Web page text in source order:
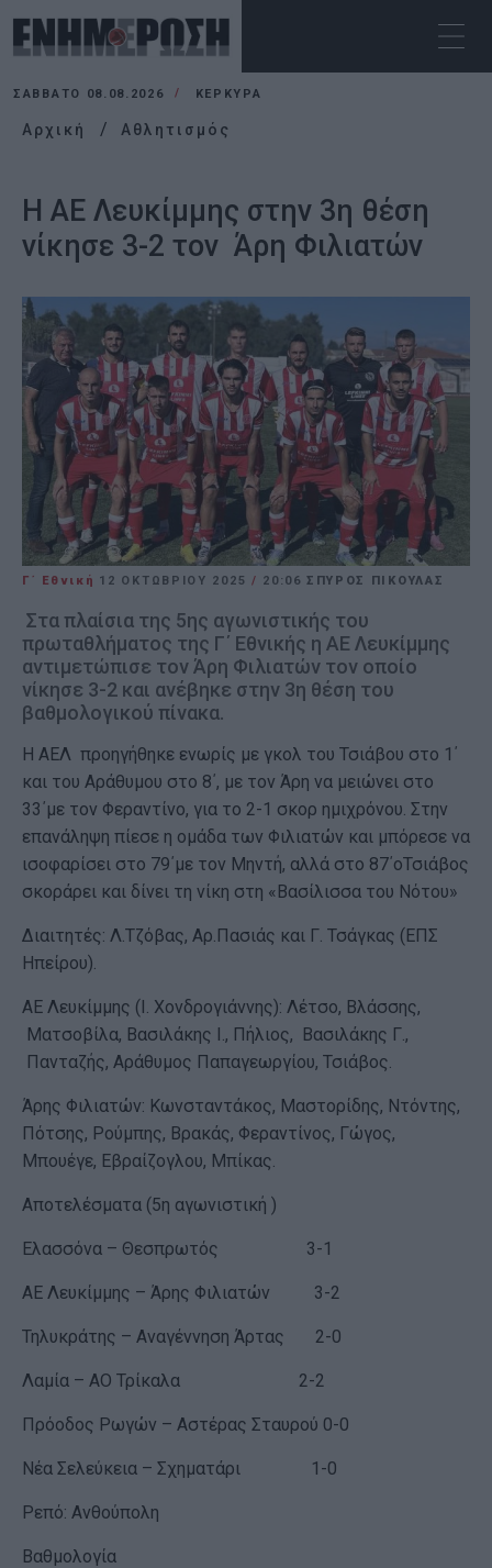
ΣΆΒΒΑΤΟ 08.08.2026 ΚΕΡΚΥΡΑ
Αρχική Αθλητισμός
Η ΑΕ Λευκίμμης στην 3η θέση
νίκησε 3-2 τον Άρη Φιλιατών
Γ΄ Εθνική 12 ΟΚΤΩΒΡΊΟΥ 2025 / 20:06 ΣΠΥΡΟΣ ΠΙΚΟΥΛΑΣ
Στα πλαίσια της 5ης αγωνιστικής του
πρωταθλήματος της Γ΄ Εθνικής η ΑΕ Λευκίμμης
αντιμετώπισε τον Άρη Φιλιατών τον οποίο
νίκησε 3-2 και ανέβηκε στην 3η θέση του
βαθμολογικού πίνακα.
Η ΑΕΛ προηγήθηκε ενωρίς με γκολ του Τσιάβου στο 1΄
και του Αράθυμου στο 8΄, με τον Άρη να μειώνει στο
33΄με τον Φεραντίνο, για το 2-1 σκορ ημιχρόνου. Στην
επανάληψη πίεσε η ομάδα των Φιλιατών και μπόρεσε να
ισοφαρίσει στο 79΄με τον Μηντή, αλλά στο 87΄οΤσιάβος
σκοράρει και δίνει τη νίκη στη «Βασίλισσα του Νότου»
Διαιτητές: Λ.Τζόβας, Αρ.Πασιάς και Γ. Τσάγκας (ΕΠΣ
Ηπείρου).
ΑΕ Λευκίμμης (I. Χονδρογιάννης): Λέτσο, Βλάσσης,
Ματσοβίλα, Βασιλάκης Ι., Πήλιος, Βασιλάκης Γ.,
Πανταζής, Αράθυμος Παπαγεωργίου, Τσιάβος.
Άρης Φιλιατών: Κωνσταντάκος, Μαστορίδης, Ντόντης,
Πότσης, Ρούμπης, Βρακάς, Φεραντίνος, Γώγος,
Μπουέγε, Εβραίζογλου, Μπίκας.
Αποτελέσματα (5η αγωνιστική )
Ελασσόνα – Θεσπρωτός 3-1
ΑΕ Λευκίμμης – Άρης Φιλιατών 3-2
Τηλυκράτης – Αναγέννηση Άρτας 2-0
Λαμία – ΑΟ Τρίκαλα 2-2
Πρόοδος Ρωγών – Αστέρας Σταυρού 0-0
Νέα Σελεύκεια – Σχηματάρι 1-0
Ρεπό: Ανθούπολη
Βαθμολογία